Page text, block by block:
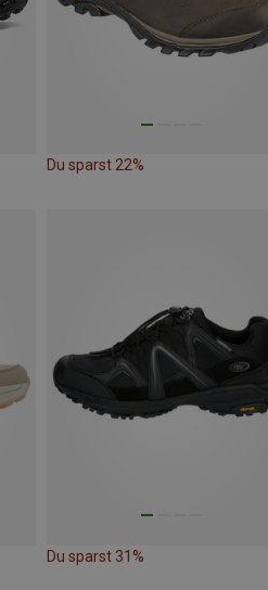
Du sparst 22%
Du sparst 31%